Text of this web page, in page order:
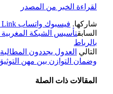
لقراءة الخبر من المصدر
شاركها. فيسبوك واتساب Link
السابقتأسيس الشبكة
بالرباط
التالي العدول يجددون
وضمان التوازن بين مهن
المقالات ذات الصلة